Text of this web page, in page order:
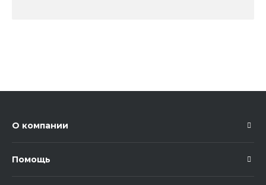
О компании
Помощь